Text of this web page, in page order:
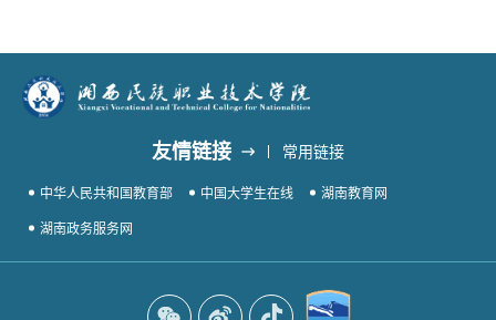
友情链接 常用链接
中华人民共和国教育部 中国大学生在线
湖南教育网
湖南政务服务网